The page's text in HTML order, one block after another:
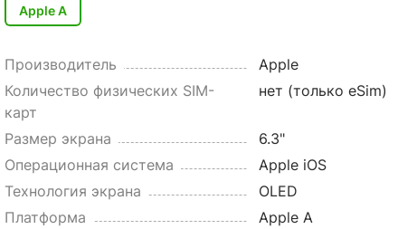
Apple A
Производитель
Apple
Количество физических SIM-
карт
нет (только eSim)
Размер экрана
6.3"
Операционная система
Apple iOS
Технология экрана
OLED
Платформа
Apple A